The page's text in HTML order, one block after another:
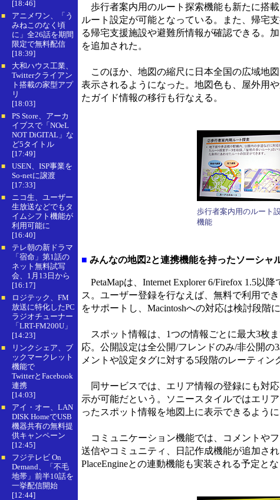
[18:46]
■
アニメワン、「う
みねこのなく頃
に」全26話を期間
限定で無料配信
[18:39]
■
大和ハウス工業、
Twitterクライアン
ト搭載の家型アプ
リ
[18:03]
■
PS Store、アーカ
イブスで「NOeL
NOT DiGITAL」な
ど5タイトル
[17:49]
■
USEN、ISP事業を
So-netに譲渡
[17:33]
■
ニコ生、ユーザー
生放送などでもタ
イムシフト機能が
利用可能に
[16:40]
■
テレ朝の新ドラマ
「宿命」第1話の
ネット無料試写
会、1月13日から
[16:17]
■
ロジテック、FM
放送に特化したPC
ラジオチューナー
「LRT-FM200U」
[14:23]
■
リンクシェア、ブ
ックマークレット
機能で
TwitterとFacebook
連携
[14:03]
■
アイ・オー、LAN
DISK HomeでUSB
機器共有の無料提
供キャンペーン
[12:45]
■
フジテレビ On
Demand、「不毛
地帯」前半10話を
一挙配信開始
[12:44]
歩行者案内用のルート探索機能も新たに搭
ルート設定が可能となっている。また、帰宅
る帰宅支援施設や避難所情報が確認できる。
を追加された。
このほか、地図の縮尺に日本全国の広域地
表示されるようになった。地図色も、屋外用
たガイド情報の移行も行なえる。
歩行者案内用のルート
機能
■ みんなの地図2と連携機能を持ったソーシャ
PetaMapは、Internet Explorer 6/Firefox 1.5以
ス。ユーザー登録を行なえば、無料で利用で
をサポートし、Macintoshへの対応は検討段階
スポット情報は、1つの情報ごとに最大3枚
応。公開設定は全公開/フレンドのみ/非公開
メントや設定タグに対する5段階のレーティン
同サービスでは、エリア情報の登録にも対
示が可能だという。ソニースタイルではエリ
ったスポット情報を地図上に表示できるように
コミュニケーション機能では、コメントや
送信やコミュニティ、日記作成機能が追加さ
PlaceEngineとの連動機能も実装される予定とな